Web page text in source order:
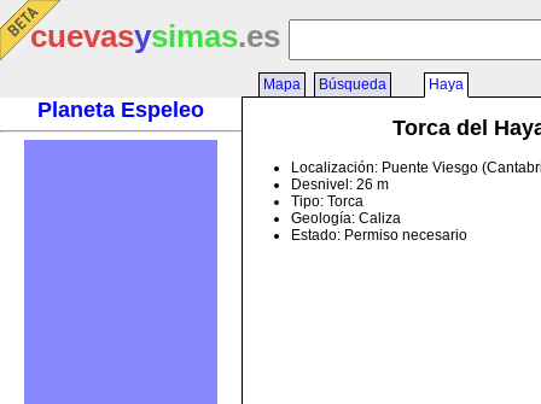
cuevasysimas.es
Planeta Espeleo
Mapa Búsqueda Haya
Torca del
Localización: Puente Viesgo
Desnivel: 26 m
Tipo: Torca
Geología: Caliza
Estado: Permiso necesario